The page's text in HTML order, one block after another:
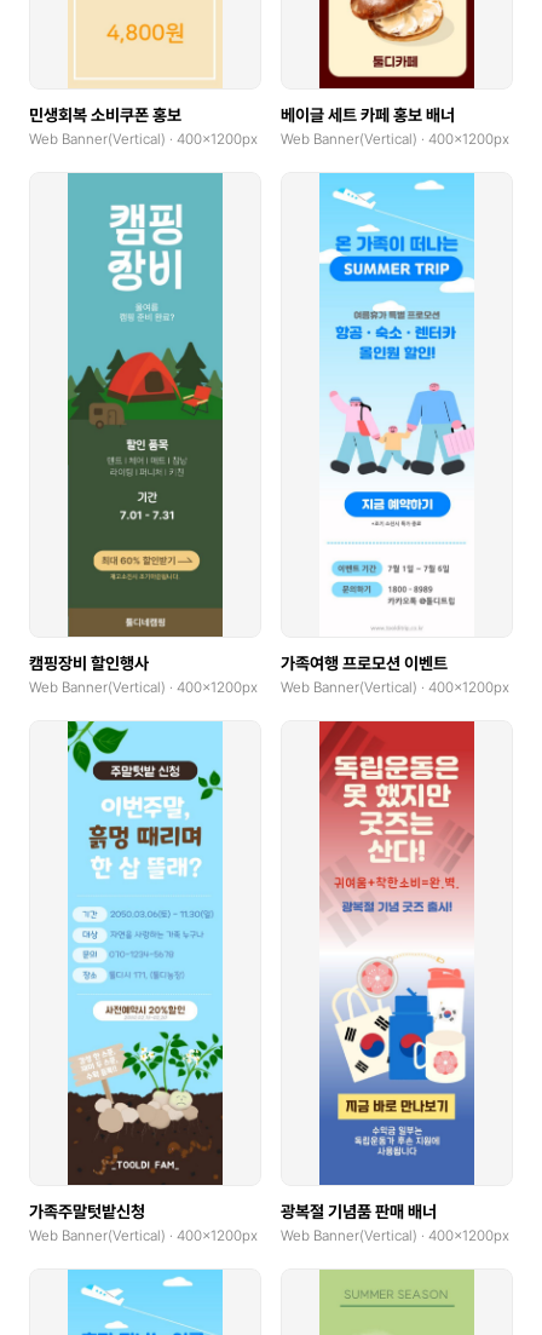
민생회복 소비쿠폰 홍보
Web Banner(Vertical) · 400x1200px
베이글 세트 카페 홍보 배너
Web Banner(Vertical) · 400x1200px
캠핑장비 할인행사
Web Banner(Vertical) · 400x1200px
가족여행 프로모션 이벤트
Web Banner(Vertical) · 400x1200px
가족주말텃밭신청
Web Banner(Vertical) · 400x1200px
광복절 기념품 판매 배너
Web Banner(Vertical) · 400x1200px